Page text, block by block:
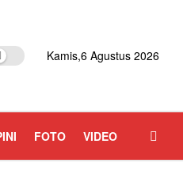
Kamis,6 Agustus 2026
FOTO VIDEO